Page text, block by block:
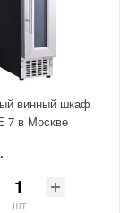
винный шкаф
7 в Москве
шт